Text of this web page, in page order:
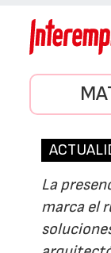
La
marca el